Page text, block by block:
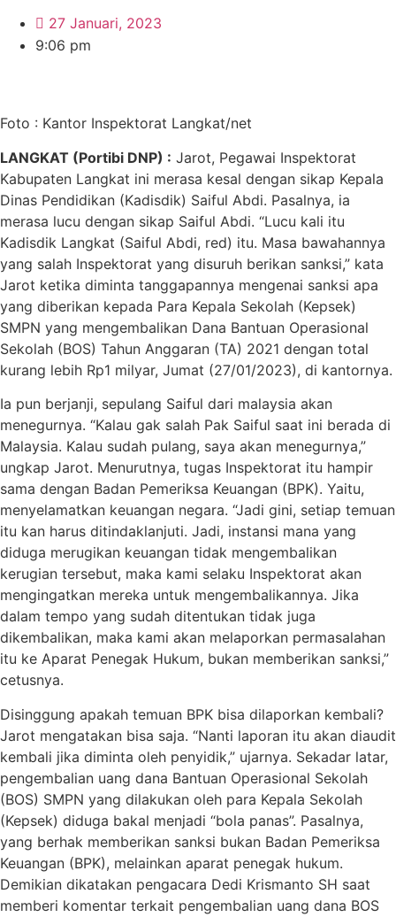
27 Januari, 2023
9:06 pm
Foto : Kantor Inspektorat Langkat/net
LANGKAT (Portibi DNP) : Jarot, Pegawai Inspektorat
Kabupaten Langkat ini merasa kesal dengan sikap Kepala
Dinas Pendidikan (Kadisdik) Saiful Abdi. Pasalnya, ia
merasa lucu dengan sikap Saiful Abdi. “Lucu kali itu
Kadisdik Langkat (Saiful Abdi, red) itu. Masa bawahannya
yang salah Inspektorat yang disuruh berikan sanksi,” kata
Jarot ketika diminta tanggapannya mengenai sanksi apa
yang diberikan kepada Para Kepala Sekolah (Kepsek)
SMPN yang mengembalikan Dana Bantuan Operasional
Sekolah (BOS) Tahun Anggaran (TA) 2021 dengan total
kurang lebih Rp1 milyar, Jumat (27/01/2023), di kantornya.
Ia pun berjanji, sepulang Saiful dari malaysia akan
menegurnya. “Kalau gak salah Pak Saiful saat ini berada di
Malaysia. Kalau sudah pulang, saya akan menegurnya,”
ungkap Jarot. Menurutnya, tugas Inspektorat itu hampir
sama dengan Badan Pemeriksa Keuangan (BPK). Yaitu,
menyelamatkan keuangan negara. “Jadi gini, setiap temuan
itu kan harus ditindaklanjuti. Jadi, instansi mana yang
diduga merugikan keuangan tidak mengembalikan
kerugian tersebut, maka kami selaku Inspektorat akan
mengingatkan mereka untuk mengembalikannya. Jika
dalam tempo yang sudah ditentukan tidak juga
dikembalikan, maka kami akan melaporkan permasalahan
itu ke Aparat Penegak Hukum, bukan memberikan sanksi,”
cetusnya.
Disinggung apakah temuan BPK bisa dilaporkan kembali?
Jarot mengatakan bisa saja. “Nanti laporan itu akan diaudit
kembali jika diminta oleh penyidik,” ujarnya. Sekadar latar,
pengembalian uang dana Bantuan Operasional Sekolah
(BOS) SMPN yang dilakukan oleh para Kepala Sekolah
(Kepsek) diduga bakal menjadi “bola panas”. Pasalnya,
yang berhak memberikan sanksi bukan Badan Pemeriksa
Keuangan (BPK), melainkan aparat penegak hukum.
Demikian dikatakan pengacara Dedi Krismanto SH saat
memberi komentar terkait pengembalian uang dana BOS